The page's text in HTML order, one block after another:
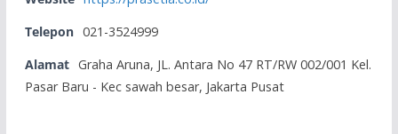
Telepon 021-3524999
Alamat Graha Aruna, JL. Antara No 47 RT/RW 002/001 Kel.
Pasar Baru - Kec sawah besar, Jakarta Pusat